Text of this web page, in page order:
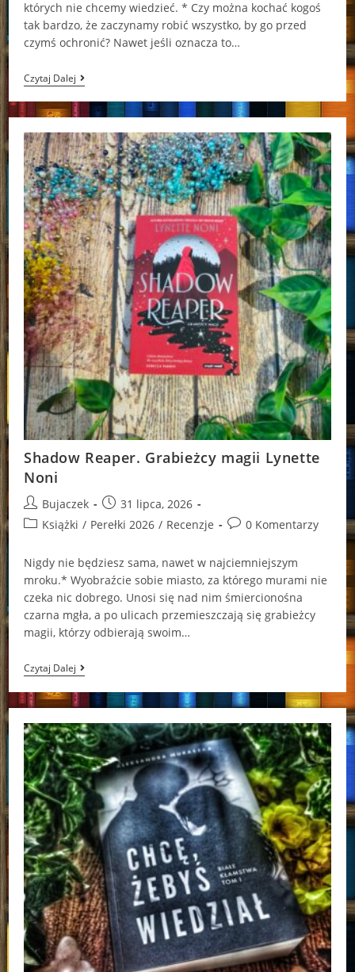
których nie chcemy wiedzieć. * Czy można kochać kogoś
tak bardzo, że zaczynamy robić wszystko, by go przed
czymś ochronić? Nawet jeśli oznacza to…
Czytaj DalejJak
We
Mgle
Sarah
Shadow Reaper. Grabieżcy magii Lynette
Noni
Post
author:
Bujaczek
Post
published:
31 lipca, 2026
PostKsiążki / Perełki 2026 / Recenzje
Post0 Komentarzy
Nigdy nie będziesz sama, nawet w najciemniejszym
mroku.* Wyobraźcie sobie miasto, za którego murami nie
czeka nic dobrego. Unosi się nad nim śmiercionośna
czarna mgła, a po ulicach przemieszczają się grabieżcy
magii, którzy odbierają swoim…
Czytaj DalejShadow
Reaper.
Grabieżcy
Magii
Noni